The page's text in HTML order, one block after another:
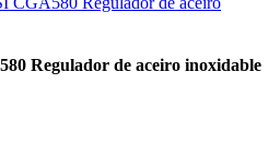
Regulador de aceiro inoxidable